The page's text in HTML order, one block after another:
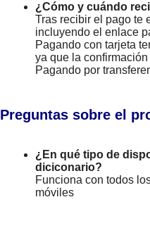
¿Cómo y cuándo
Tras recibir el pago te
incluyendo el enlace
Pagando con tarjeta
ya que la
Pagando por
Preguntas sobre el
¿En qué tipo de
diciconario?
Funciona con todos
móviles